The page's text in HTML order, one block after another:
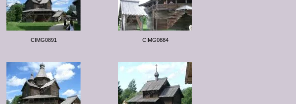
CIMG0891 CIMG0884